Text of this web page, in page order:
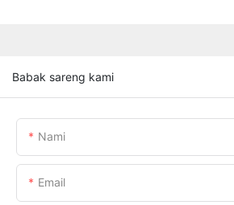
Babak sareng kami
Nami
Email